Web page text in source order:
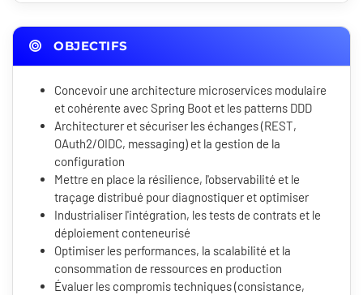
OBJECTIFS
Concevoir une architecture microservices modulaire
et cohérente avec Spring Boot et les patterns DDD
Architecturer et sécuriser les échanges (REST,
OAuth2/OIDC, messaging) et la gestion de la
configuration
Mettre en place la résilience, l'observabilité et le
traçage distribué pour diagnostiquer et optimiser
Industrialiser l'intégration, les tests de contrats et le
déploiement conteneurisé
Optimiser les performances, la scalabilité et la
consommation de ressources en production
Évaluer les compromis techniques (consistance,